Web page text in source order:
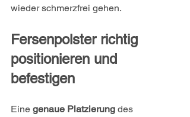
wieder schmerzfrei gehen.
Fersenpolster richtig
positionieren und
befestigen
Eine genaue Platzierung des